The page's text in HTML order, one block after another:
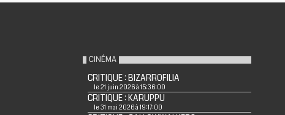
CINÉMA
CRITIQUE : BIZARROFILIA
le 21 juin 2026 à 15:36:00
CRITIQUE : KARUPPU
le 31 mai 2026 à 19:17:00